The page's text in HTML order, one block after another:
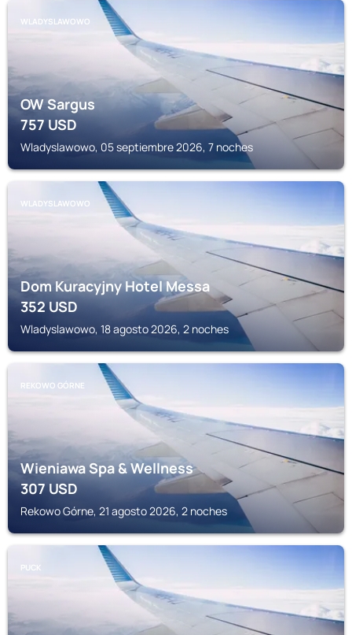
WLADYSLAWOWO
OW Sargus
757USD
Wladyslawowo, 05 septiembre 2026, 7 noches
WLADYSLAWOWO
Dom Kuracyjny Hotel Messa
352USD
Wladyslawowo, 18 agosto 2026, 2 noches
REKOWO GÓRNE
Wieniawa Spa & Wellness
307USD
Rekowo Górne, 21 agosto 2026, 2 noches
PUCK